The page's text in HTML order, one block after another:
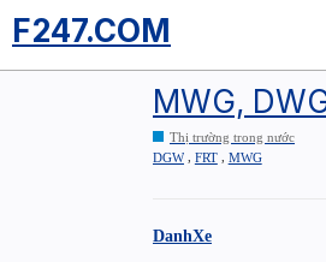
F247.COM
MWG,
Thị trường trong nước
DGW
FRT MWG
DanhXe